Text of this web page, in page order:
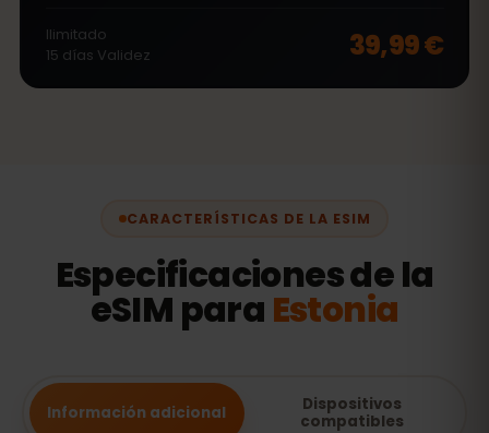
Ilimitado
15 días Validez 39,99 €
CARACTERÍSTICAS DE LA ESIM
Especificaciones de la
eSIM para Estonia
Información adicional
Dispositivos
compatibles